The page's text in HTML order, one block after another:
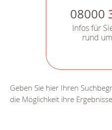
08000
Infos für
rund
Geben Sie hier Ihren
die Möglichkeit ihre